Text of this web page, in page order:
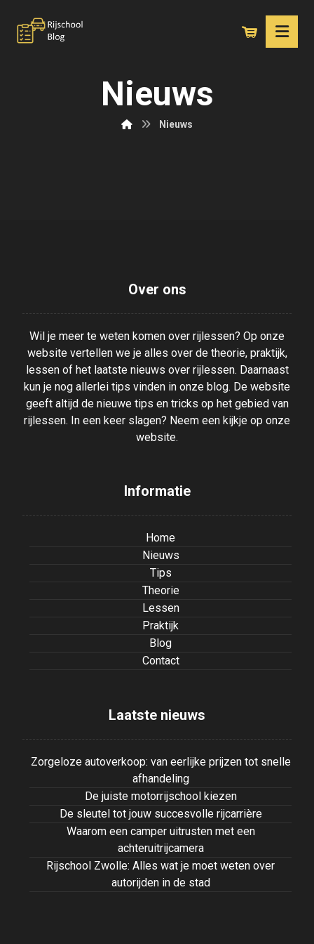
Nieuws
Nieuws
Over ons
Wil je meer te weten komen over rijlessen? Op onze
website vertellen we je alles over de theorie, praktijk,
lessen of het laatste nieuws over rijlessen. Daarnaast
kun je nog allerlei tips vinden in onze blog. De website
geeft altijd de nieuwe tips en tricks op het gebied van
rijlessen. In een keer slagen? Neem een kijkje op onze
website.
Informatie
Home
Nieuws
Tips
Theorie
Lessen
Praktijk
Blog
Contact
Laatste nieuws
Zorgeloze autoverkoop: van eerlijke prijzen tot snelle
afhandeling
De juiste motorrijschool kiezen
De sleutel tot jouw succesvolle rijcarrière
Waarom een camper uitrusten met een
achteruitrijcamera
Rijschool Zwolle: Alles wat je moet weten over
autorijden in de stad